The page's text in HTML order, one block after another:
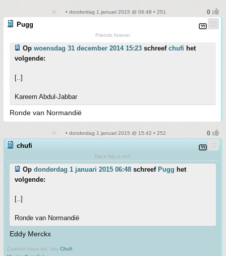
• donderdag 1 januari 2015 @ 06:48 • 251
Pugg
Friends forever
Op woensdag 31 december 2014 15:23 schreef chufi het
volgende:
[..]
Kareem Abdul-Jabbar
Ronde van Normandië
• donderdag 1 januari 2015 @ 15:42 • 252
chufi
Hace frio o no?
Op donderdag 1 januari 2015 06:48 schreef Pugg het
volgende:
[..]
Ronde van Normandië
Eddy Merckx
Cuando haya sol, hay Chufi